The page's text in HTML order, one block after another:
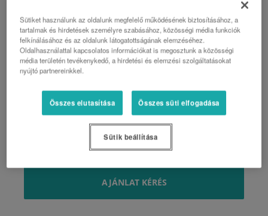
Az SD1001M CX-II csoroszlyákkal van felszerelve a
precíz maglehelyezés érdekében. A forgóborona szóló
használatához manuális vagy hidraulikus csoroszlya-
emelés opció áll rendelkezésre.
- Pontos maglerakás a CX-II csoroszlyával
- Költséghatékony és egyszerű Kisebb
teljesítményigény a kompakt kialakításnak
köszönhetően Nincs talajtömörödés a nyomokban
AJÁNLAT KÉRÉS
Sütiket használunk az oldalunk megfelelő működésének biztosításához, a
tartalmak és hirdetések személyre szabásához, közösségi média funkciók
felkínálásához és az oldalunk látogatottságának elemzéséhez.
Oldalhasználattal kapcsolatos információkat is megosztunk a közösségi
média területén tevékenykedő, a hirdetési és elemzési szolgáltatásokat
nyújtó partnereinkkel.
Összes elutasítása Összes süti elfogadása
Sütik beállítása